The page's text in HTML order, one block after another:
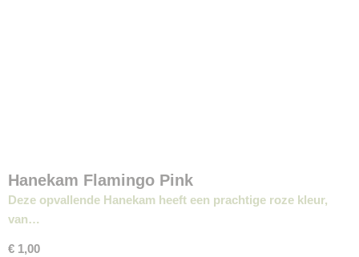
Hanekam Flamingo Pink
Deze opvallende Hanekam heeft een prachtige roze kleur,
van…
€ 1,00